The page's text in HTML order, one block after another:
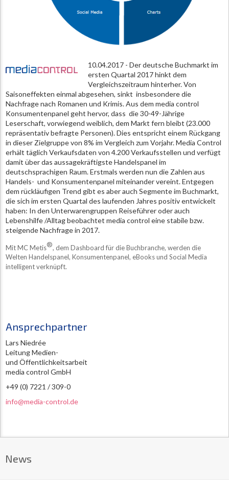
10.04.2017 - Der deutsche Buchmarkt im
ersten Quartal 2017 hinkt dem
Vergleichszeitraum hinterher. Von
Saisoneffekten einmal abgesehen, sinkt insbesondere die
Nachfrage nach Romanen und Krimis. Aus dem media control
Konsumentenpanel geht hervor, dass die 30-49-Jährige
Leserschaft, vorwiegend weiblich, dem Markt fern bleibt (23.000
repräsentativ befragte Personen). Dies entspricht einem Rückgang
in dieser Zielgruppe von 8% im Vergleich zum Vorjahr. Media Control
erhält täglich Verkaufsdaten von 4.200 Verkaufsstellen und verfügt
damit über das aussagekräftigste Handelspanel im
deutschsprachigen Raum. Erstmals werden nun die Zahlen aus
Handels- und Konsumentenpanel miteinander vereint. Entgegen
dem rückläufigen Trend gibt es aber auch Segmente im Buchmarkt,
die sich im ersten Quartal des laufenden Jahres positiv entwickelt
haben: In den Unterwarengruppen Reiseführer oder auch
Lebenshilfe /Alltag beobachtet media control eine stabile bzw.
steigende Nachfrage in 2017.
Mit MC Metis®, dem Dashboard für die Buchbranche, werden die
Welten Handelspanel, Konsumentenpanel, eBooks und Social Media
intelligent verknüpft.
Ansprechpartner
Lars Niedrée
Leitung Medien-
und Öffentlichkeitsarbeit
media control GmbH
+49 (0) 7221 / 309-0
info@media-control.de
News